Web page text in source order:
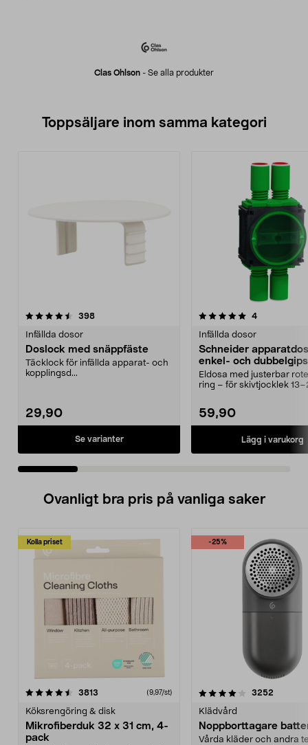
Clas Ohlson - Se alla produkter
Toppsäljare inom samma kategori
398recensioner
Infällda dosor
Doslock med snäppfäste
Täcklock för infällda apparat- och
kopplingsd...
29,90
Se varianter
5.0 av 5 stjärnor 4recensioner
Infällda dosor
Schneider
enkel- och
Eldosa med justerbar
ring – för skivtjocklek
59,90
Lägg i varukorg
4.5 av 5 stjärnor
Ovanligt bra pris på vanliga saker
Kolla priset
3813 (9,97/st)
Köksrengöring & disk
Mikrofiberduk 32 x 31 cm, 4-
pack
-25%
4.0av 5 stjärnor 3252
Klädvård
Noppborttagare
Vårda kläder och andra
4.5av 5 stjärnor